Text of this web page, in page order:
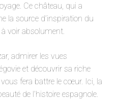
Ce château, qui a
la source d’inspiration du
voir absolument.
admirer les vues
et découvrir sa riche
fera battre le cœur. Ici, la
de l’histoire espagnole.